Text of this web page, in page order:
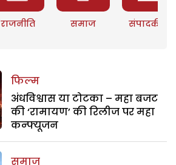
राजनीति समाज संपादकीय
फिल्म
अंधविश्वास या टोटका – महा बजट
की ‘रामायण’ की रिलीज पर महा
कन्फ्यूजन
समाज